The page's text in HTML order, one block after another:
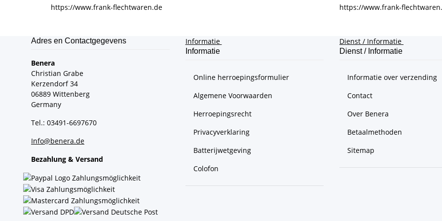
https://www.frank-flechtwaren.de
https://www.frank-
Adres en Contactgegevens
Benera
Christian Grabe
Kerzendorf 34
06889 Wittenberg
Germany
Tel.: 03491-6697670
Info@benera.de
Bezahlung & Versand
Informatie
Informatie
Online herroepingsformulier
Algemene Voorwaarden
Herroepingsrecht
Privacyverklaring
Batterijwetgeving
Colofon
Dienst / Informatie
Dienst / Informatie
Informatie over verzending
Contact
Over Benera
Betaalmethoden
Sitemap